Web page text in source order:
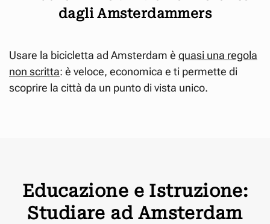
dagli Amsterdammers
Usare la bicicletta ad Amsterdam è quasi una regola
non scritta: è veloce, economica e ti permette di
scoprire la città da un punto di vista unico.
Educazione e Istruzione:
Studiare ad Amsterdam